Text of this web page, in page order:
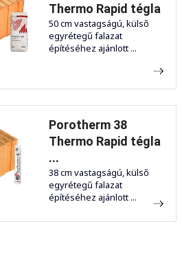
Thermo Rapid tégla
50 cm vastagságú, külső
egyrétegű falazat
építéséhez ajánlott ...
Porotherm 38
Thermo Rapid tégla
...
38 cm vastagságú, külső
egyrétegű falazat
építéséhez ajánlott ...